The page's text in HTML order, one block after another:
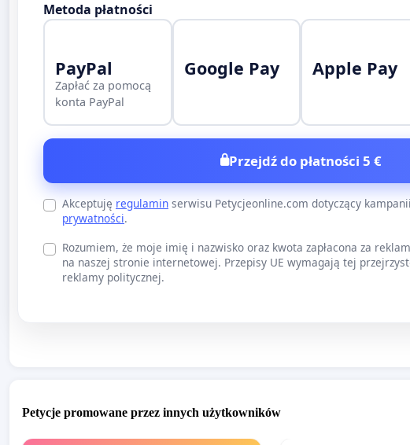
Metoda płatności
PayPal
Zapłać za pomocą
konta PayPal
Google Pay Apple Pay
Przejdź do płatności 5 €
Akceptuję regulamin serwisu Petycjeonline.com dotyczący
prywatności.
Rozumiem, że moje imię i nazwisko oraz kwota zapłacona za
na naszej stronie internetowej. Przepisy UE wymagają tej
reklamy politycznej.
Petycje promowane przez innych użytkowników